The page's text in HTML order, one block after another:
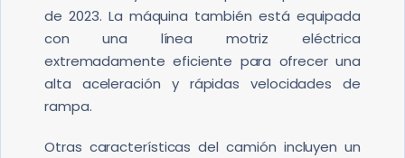
de 2023. La máquina también está equipada
con una línea motriz eléctrica
extremadamente eficiente para ofrecer una
alta aceleración y rápidas velocidades de
rampa.
Otras características del camión incluyen un